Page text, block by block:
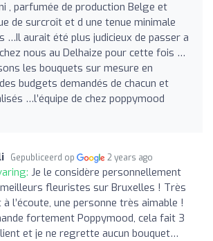
, parfumée de production Belge et
de surcroît et d une tenue minimale
…Il aurait été plus judicieux de passer a
nous au Delhaize pour cette fois …
les bouquets sur mesure en
budgets demandés de chacun et
…l’équipe de chez poppymood
Gepubliceerd op 2 years ago
Je le considère personnellement
meilleurs fleuristes sur Bruxelles ! Très
l’écoute, une personne très aimable !
fortement Poppymood, cela fait 3
et je ne regrette aucun bouquet…